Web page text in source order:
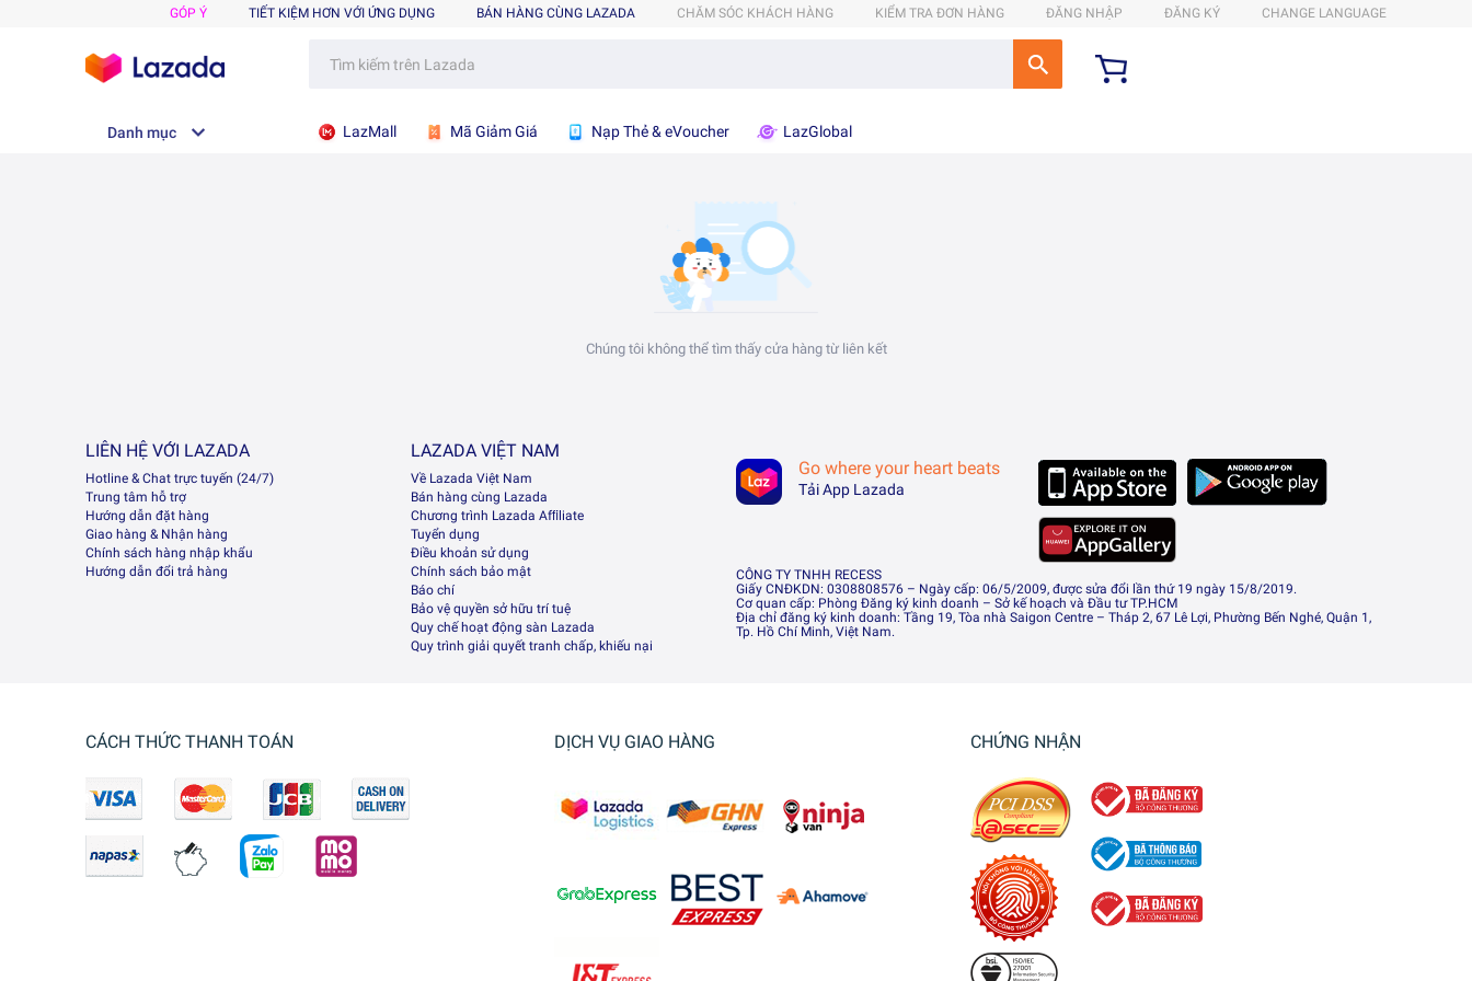
GÓP Ý TIẾT KIỆM HƠN VỚI ỨNG DỤNG BÁN HÀNG CÙNG LAZADA CHĂM SÓC KHÁCH HÀNG KIỂM TRA ĐƠN HÀNG ĐĂNG NHẬP ĐĂNG KÝ CHANGE LANGUAGE
Danh mục LazMall Mã Giảm Giá Nạp Thẻ & eVoucher LazGlobal
Chúng tôi không thể tìm thấy cửa hàng từ liên kết
LIÊN HỆ VỚI LAZADA
Hotline & Chat trực tuyến (24/7)
Trung tâm hỗ trợ
Hướng dẫn đặt hàng
Giao hàng & Nhận hàng
Chính sách hàng nhập khẩu
Hướng dẫn đổi trả hàng
LAZADA VIỆT NAM
Về Lazada Việt Nam
Bán hàng cùng Lazada
Chương trình Lazada Afﬁliate
Tuyển dụng
Điều khoản sử dụng
Chính sách bảo mật
Báo chí
Bảo vệ quyền sở hữu trí tuệ
Quy chế hoạt động sàn Lazada
Quy trình giải quyết tranh chấp, khiếu nại
Go where your heart beats
Tải App Lazada
CÔNG TY TNHH RECESS
Giấy CNĐKDN: 0308808576 – Ngày cấp: 06/5/2009, được sửa đổi lần thứ 19 ngày 15/8/2019.
Cơ quan cấp: Phòng Đăng ký kinh doanh – Sở kế hoạch và Đầu tư TP.HCM
Địa chỉ đăng ký kinh doanh: Tầng 19, Tòa nhà Saigon Centre – Tháp 2, 67 Lê Lợi, Phường Bến Nghé, Quận 1,
Tp. Hồ Chí Minh, Việt Nam.
CÁCH THỨC THANH TOÁN DỊCH VỤ GIAO HÀNG CHỨNG NHẬN